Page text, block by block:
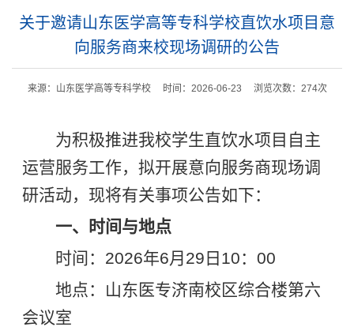
关于邀请山东医学高等专科学校直饮水项目意
向服务商来校现场调研的公告
来源：山东医学高等专科学校 时间：2026-06-23 浏览次数： 274次
为积极推进我校学生直饮水项目自主
运营服务工作，拟开展意向服务商现场调
研活动，现将有关事项公告如下：
一、时间与地点
时间：2026年6月29日10：00
地点：山东医专济南校区综合楼第六
会议室